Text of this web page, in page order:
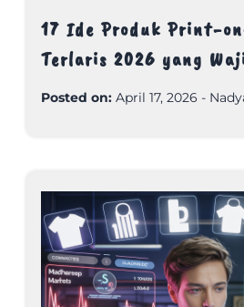
17 Ide Produk Print-
Terlaris 2026 yang
Posted on: April 17, 2026 -